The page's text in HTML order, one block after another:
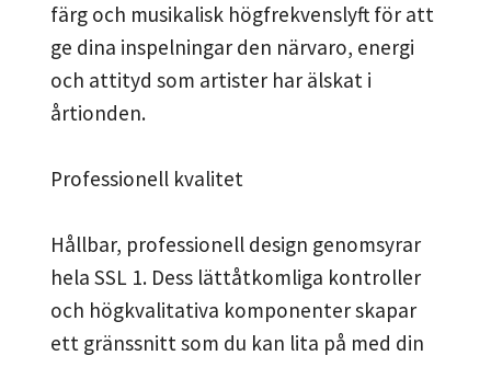
färg och musikalisk högfrekvenslyft för att
ge dina inspelningar den närvaro, energi
och attityd som artister har älskat i
årtionden.
Professionell kvalitet
Hållbar, professionell design genomsyrar
hela SSL 1. Dess lättåtkomliga kontroller
och högkvalitativa komponenter skapar
ett gränssnitt som du kan lita på med din